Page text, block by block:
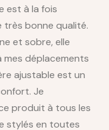
est à la fois
bonne qualité.
et sobre, elle
déplacements
ajustable est un
Je
produit à tous les
stylés en toutes